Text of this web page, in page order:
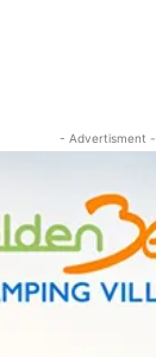
- Advertisment -